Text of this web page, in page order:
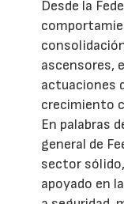
Desde la
ascensores,
actuaciones
crecimiento
En palabras
general de
sector
apoyado en